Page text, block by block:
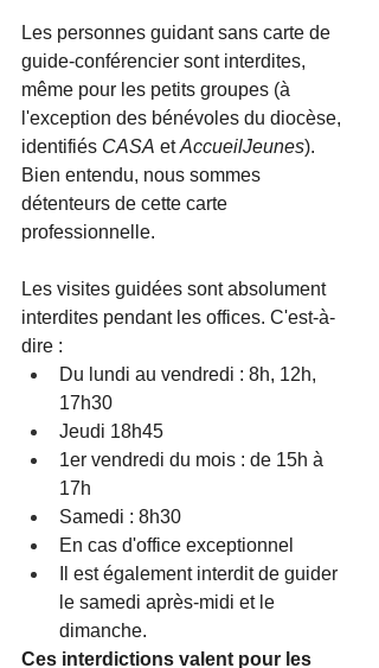
Les personnes guidant sans carte de
guide-conférencier sont interdites,
même pour les petits groupes (à
l'exception des bénévoles du diocèse,
identifiés CASA et AccueilJeunes).
Bien entendu, nous sommes
détenteurs de cette carte
professionnelle.
Les visites guidées sont absolument
interdites pendant les offices. C'est-à-
dire :
Du lundi au vendredi : 8h, 12h,
17h30
Jeudi 18h45
1er vendredi du mois : de 15h à
17h
Samedi : 8h30
En cas d'office exceptionnel
Il est également interdit de guider
le samedi après-midi et le
dimanche.
Ces interdictions valent pour les